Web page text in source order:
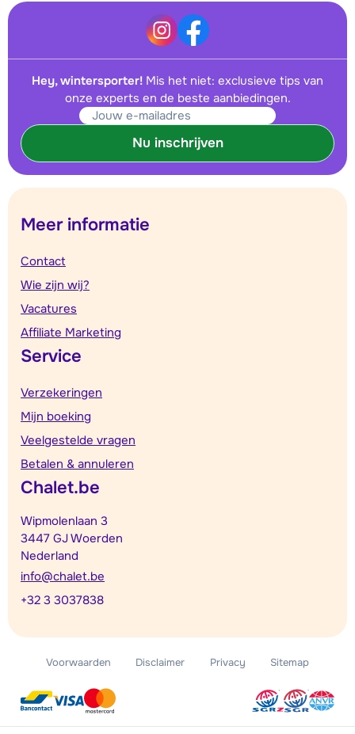
Hey, wintersporter! Mis het niet: exclusieve tips van
onze experts en de beste aanbiedingen.
Nu inschrijven
Meer informatie
Contact
Wie zijn wij?
Vacatures
Affiliate Marketing
Service
Verzekeringen
Mijn boeking
Veelgestelde vragen
Betalen & annuleren
Chalet.be
Wipmolenlaan 3
3447 GJ Woerden
Nederland
info@chalet.be
+32 3 3037838
Voorwaarden Disclaimer Privacy Sitemap